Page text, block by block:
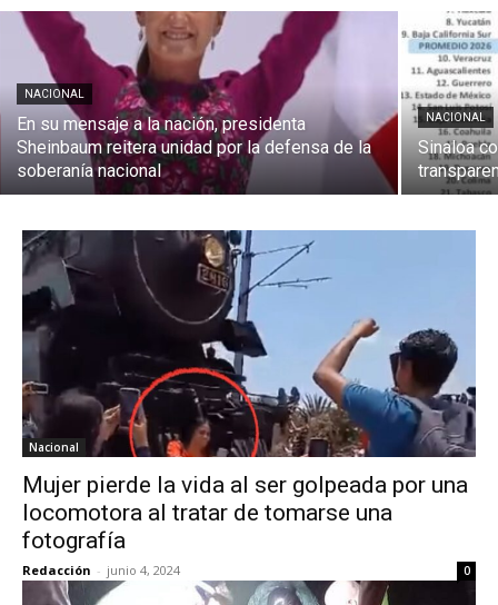
NACIONAL
En su mensaje a la nación, presidenta
Sheinbaum reitera unidad por la defensa de la
soberanía nacional
NACIONAL
Sinaloa
Nacional
Mujer pierde la vida al ser golpeada por una
locomotora al tratar de tomarse una
fotografía
Redacción - junio 4, 2024 0